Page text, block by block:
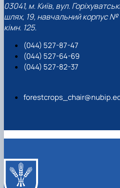
03041, м. Київ, вул.
шлях, 19, навчальний корпус №
кімн. 125.
(044) 527-87-47
(044) 527-64-69
(044) 527-82-37